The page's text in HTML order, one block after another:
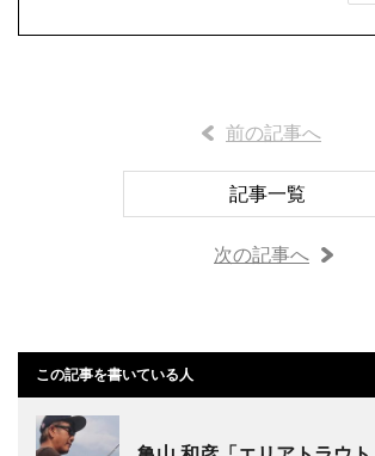
前の記事へ
記事一覧
次の記事へ
この記事を書いている人